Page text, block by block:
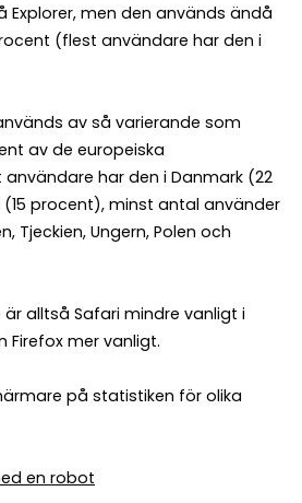
Explorer, men den används ändå
(flest användare har den i
av så varierande som
av de europeiska
användare har den i Danmark (22
procent), minst antal använder
Tjeckien, Ungern, Polen och
alltså Safari mindre vanligt i
Firefox mer vanligt.
på statistiken för olika
en robot